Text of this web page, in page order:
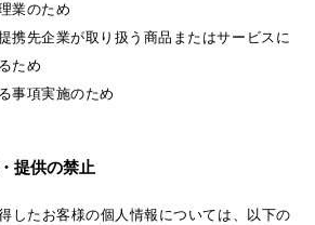
業のため
携先企業が取り扱う商品またはサービスに
ため
事項実施のため
提供の禁止
したお客様の個人情報については、以下の